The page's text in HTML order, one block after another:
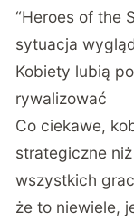
“Heroes of the
sytuacja
Kobiety lubią
rywalizować
Co ciekawe,
strategiczne
wszystkich
że to niewiele,